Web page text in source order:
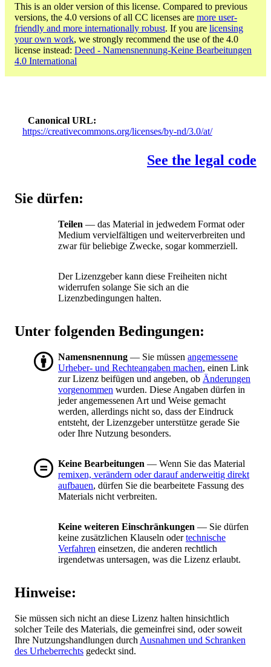
This is an older version of this license. Compared to previous
versions, the 4.0 versions of all CC licenses are more user-
friendly and more internationally robust. If you are licensing
your own work, we strongly recommend the use of the 4.0
license instead: Deed - Namensnennung-Keine Bearbeitungen
4.0 International
Canonical URL
https://creativecommons.org/licenses/by-nd/3.0/at/
See the legal code
Sie dürfen:
Teilen — das Material in jedwedem Format oder
Medium vervielfältigen und weiterverbreiten und
zwar für beliebige Zwecke, sogar kommerziell.
Der Lizenzgeber kann diese Freiheiten nicht
widerrufen solange Sie sich an die
Lizenzbedingungen halten.
Unter folgenden Bedingungen:
Namensnennung — Sie müssen angemessene
Urheber- und Rechteangaben machen, einen Link
zur Lizenz beifügen und angeben, ob Änderungen
vorgenommen wurden. Diese Angaben dürfen in
jeder angemessenen Art und Weise gemacht
werden, allerdings nicht so, dass der Eindruck
entsteht, der Lizenzgeber unterstütze gerade Sie
oder Ihre Nutzung besonders.
Keine Bearbeitungen — Wenn Sie das Material
remixen, verändern oder darauf anderweitig direkt
aufbauen, dürfen Sie die bearbeitete Fassung des
Materials nicht verbreiten.
Keine weiteren Einschränkungen — Sie dürfen
keine zusätzlichen Klauseln odertechnische
Verfahren einsetzen, die anderen rechtlich
irgendetwas untersagen, was die Lizenz erlaubt.
Hinweise:
Sie müssen sich nicht an diese Lizenz halten hinsichtlich
solcher Teile des Materials, die gemeinfrei sind, oder soweit
Ihre Nutzungshandlungen durch Ausnahmen und Schranken
des Urheberrechts gedeckt sind.